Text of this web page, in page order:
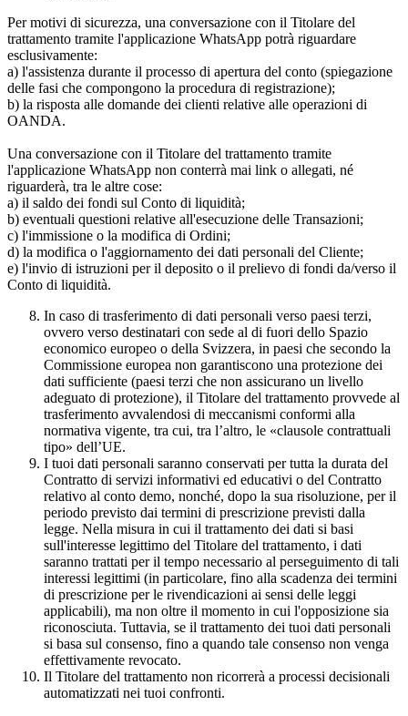
Per motivi di sicurezza, una conversazione con il Titolare del
trattamento tramite l'applicazione WhatsApp potrà riguardare
esclusivamente:
a) l'assistenza durante il processo di apertura del conto (spiegazione
delle fasi che compongono la procedura di registrazione);
b) la risposta alle domande dei clienti relative alle operazioni di
OANDA.
Una conversazione con il Titolare del trattamento tramite
l'applicazione WhatsApp non conterrà mai link o allegati, né
riguarderà, tra le altre cose:
a) il saldo dei fondi sul Conto di liquidità;
b) eventuali questioni relative all'esecuzione delle Transazioni;
c) l'immissione o la modifica di Ordini;
d) la modifica o l'aggiornamento dei dati personali del Cliente;
e) l'invio di istruzioni per il deposito o il prelievo di fondi da/verso il
Conto di liquidità.
In caso di trasferimento di dati personali verso paesi terzi,
ovvero verso destinatari con sede al di fuori dello Spazio
economico europeo o della Svizzera, in paesi che secondo la
Commissione europea non garantiscono una protezione dei
dati sufficiente (paesi terzi che non assicurano un livello
adeguato di protezione), il Titolare del trattamento provvede al
trasferimento avvalendosi di meccanismi conformi alla
normativa vigente, tra cui, tra l’altro, le «clausole contrattuali
tipo» dell’UE.
I tuoi dati personali saranno conservati per tutta la durata del
Contratto di servizi informativi ed educativi o del Contratto
relativo al conto demo, nonché, dopo la sua risoluzione, per il
periodo previsto dai termini di prescrizione previsti dalla
legge. Nella misura in cui il trattamento dei dati si basi
sull'interesse legittimo del Titolare del trattamento, i dati
saranno trattati per il tempo necessario al perseguimento di tali
interessi legittimi (in particolare, fino alla scadenza dei termini
di prescrizione per le rivendicazioni ai sensi delle leggi
applicabili), ma non oltre il momento in cui l'opposizione sia
riconosciuta. Tuttavia, se il trattamento dei tuoi dati personali
si basa sul consenso, fino a quando tale consenso non venga
effettivamente revocato.
Il Titolare del trattamento non ricorrerà a processi decisionali
automatizzati nei tuoi confronti.